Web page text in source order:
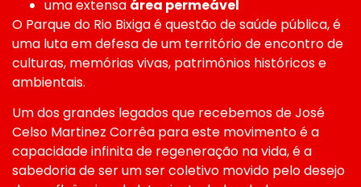
uma extensa área permeável
O Parque do Rio Bixiga é questão de saúde pública, é
uma luta em defesa de um território de encontro de
culturas, memórias vivas, patrimônios históricos e
ambientais.
Um dos grandes legados que recebemos de José
Celso Martinez Corrêa para este movimento é a
capacidade infinita de regeneração na vida, é a
sabedoria de ser um ser coletivo movido pelo desejo